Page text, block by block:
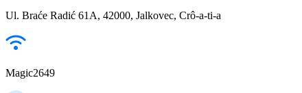
Ul. Braće Radić 61A, 42000, Jalkovec, Crô-a-ti-a
Magic2649